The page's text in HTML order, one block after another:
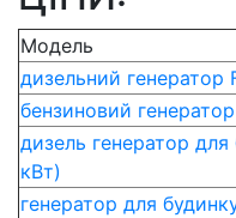
Модель
дизельний генератор
бензиновий
дизель генератор
кВт)
генератор для